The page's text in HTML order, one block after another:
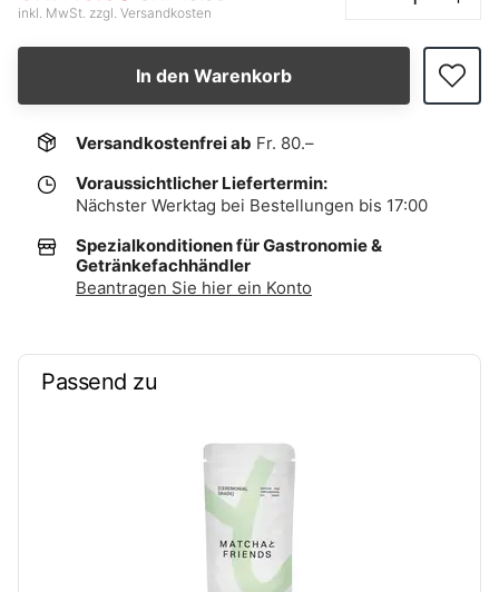
inkl. MwSt. zzgl. Versandkosten
In den Warenkorb
Versandkostenfrei ab Fr. 80.–
Voraussichtlicher Liefertermin:
Nächster Werktag bei Bestellungen bis 17:00
Spezialkonditionen für Gastronomie &
Getränkefachhändler
Beantragen Sie hier ein Konto
Passend zu